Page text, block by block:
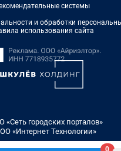
0
системы
и обработки
использования сайта
«Сеть городских порталов»
«Интернет Технологии»